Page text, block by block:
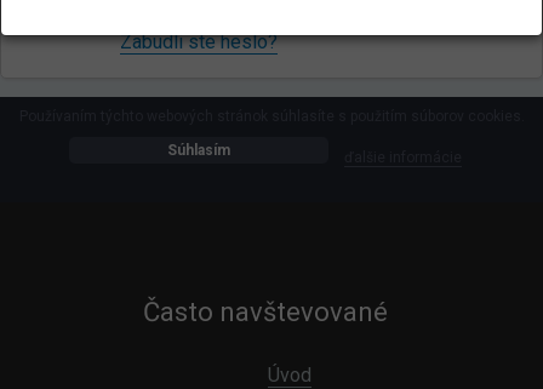
Zabudli ste heslo?
Súhlasím
Často navštevované
Úvod